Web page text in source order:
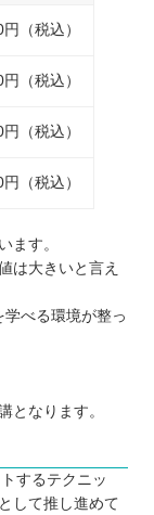
（税込）
（税込）
（税込）
（税込）
ます。
は大きいと言え
べる環境が整っ
となります。
するテクニッ
して推し進めて